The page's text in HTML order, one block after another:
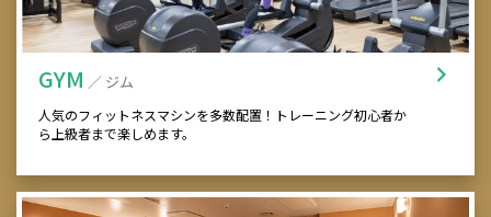
GYM ／ ジム
人気のフィットネスマシンを多数配置！トレーニング初心者か
ら上級者まで楽しめます。